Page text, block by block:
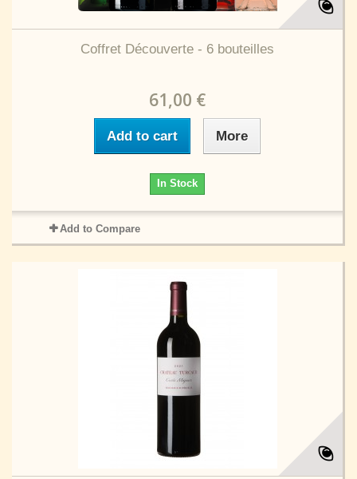
Coffret Découverte - 6 bouteilles
61,00 €
Add to cart More
In Stock
Add to Compare